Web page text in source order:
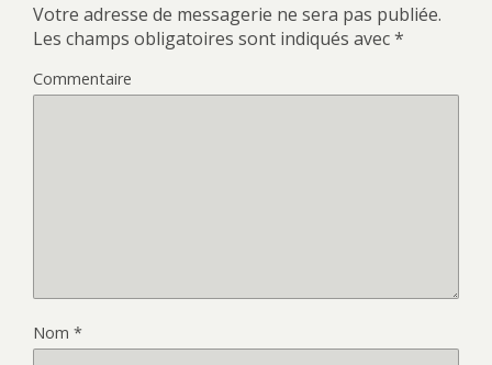
Votre adresse de messagerie ne sera pas publiée.
Les champs obligatoires sont indiqués avec*
Commentaire
Nom *